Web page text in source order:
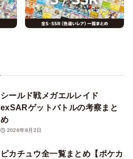
シールド戦メガエルレイド
exSARゲットバトルの考察まと
め
2026年8月2日
ピカチュウ全一覧まとめ【ポケカ